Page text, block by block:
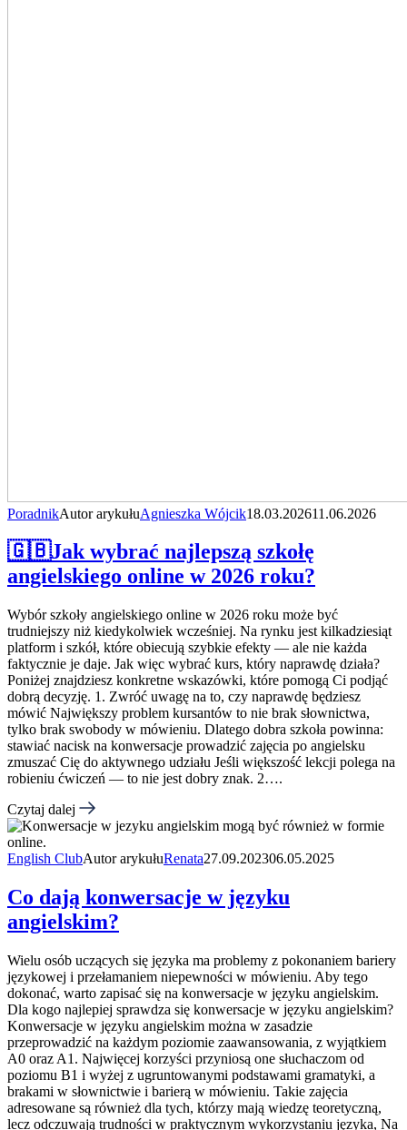
PoradnikAutor arykułuAgnieszka Wójcik18.03.202611.06.2026
🇬🇧Jak wybrać najlepszą szkołę
angielskiego online w 2026 roku?
Wybór szkoły angielskiego online w 2026 roku może być
trudniejszy niż kiedykolwiek wcześniej. Na rynku jest kilkadziesiąt
platform i szkół, które obiecują szybkie efekty — ale nie każda
faktycznie je daje. Jak więc wybrać kurs, który naprawdę działa?
Poniżej znajdziesz konkretne wskazówki, które pomogą Ci podjąć
dobrą decyzję. 1. Zwróć uwagę na to, czy naprawdę będziesz
mówić Największy problem kursantów to nie brak słownictwa,
tylko brak swobody w mówieniu. Dlatego dobra szkoła powinna:
stawiać nacisk na konwersacje prowadzić zajęcia po angielsku
zmuszać Cię do aktywnego udziału Jeśli większość lekcji polega na
robieniu ćwiczeń — to nie jest dobry znak. 2….
Czytaj dalej
English ClubAutor arykułuRenata27.09.202306.05.2025
Co dają konwersacje w języku
angielskim?
Wielu osób uczących się języka ma problemy z pokonaniem bariery
językowej i przełamaniem niepewności w mówieniu. Aby tego
dokonać, warto zapisać się na konwersacje w języku angielskim.
Dla kogo najlepiej sprawdza się konwersacje w języku angielskim?
Konwersacje w języku angielskim można w zasadzie
przeprowadzić na każdym poziomie zaawansowania, z wyjątkiem
A0 oraz A1. Najwięcej korzyści przyniosą one słuchaczom od
poziomu B1 i wyżej z ugruntowanymi podstawami gramatyki, a
brakami w słownictwie i barierą w mówieniu. Takie zajęcia
adresowane są również dla tych, którzy mają wiedzę teoretyczną,
lecz odczuwają trudności w praktycznym wykorzystaniu języka, Na